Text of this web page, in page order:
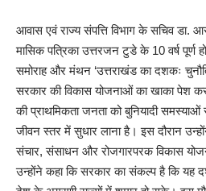
आवास एवं राज्य संपत्ति विभाग के सचिव डा.
मासिक पत्रिका उत्तरजन टुडे के 10 वर्ष
समोराह और मंथन ‘उत्तराखंड का दशकः
सरकार की विकास योजनाओं का खाका पेश
की प्राथमिकता जनता को बुनियादी
जीवन स्तर में सुधार लाना है। इस दौरान
संचार, संसाधन और रोजगारपरक विकास
उन्होंने कहा कि सरकार का संकल्प है कि